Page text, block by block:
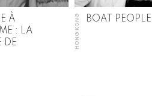
À
: LA
DE
HONG KONG BOAT PEOPLE